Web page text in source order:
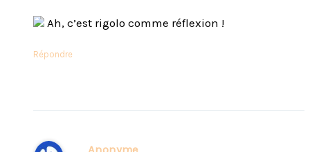
Ah, c’est rigolo comme réflexion !
Répondre